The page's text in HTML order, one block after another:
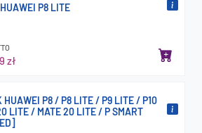
P8 LITE
zł
HUAWEI P8 / P8 LITE / P9 LITE / P10
LITE / MATE 20 LITE / P SMART